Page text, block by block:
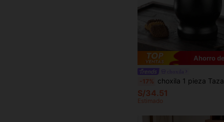
Ahorro
-17% choxila 1 pieza Taza tradicional de mate negro, taza/taza de mate de calabaza natural, taza de café, taza de mate de doble capa de acero inoxidable con juego de
S/34.51
Estimado